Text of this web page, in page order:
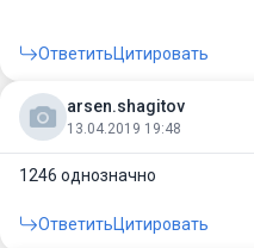
ОтветитьЦитировать
arsen.shagitov
13.04.2019 19:48
1246 однозначно
ОтветитьЦитировать